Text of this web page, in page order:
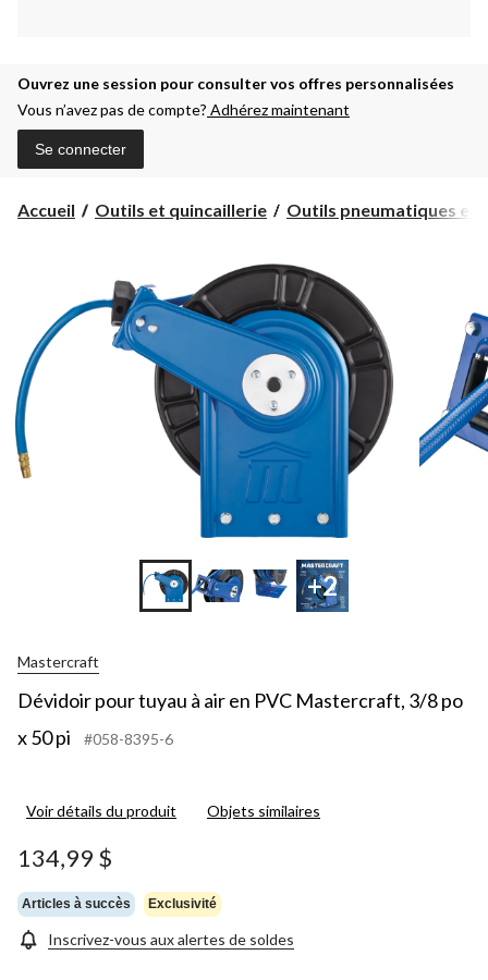
Ouvrez une session pour consulter vos offres personnalisées
Vous n’avez pas de compte? Adhérez maintenant
Se connecter
Accueil Outils et quincaillerie Outils pneumatiques et
+2
Mastercraft
Dévidoir pour tuyau à air en PVC Mastercraft, 3/8 po
x 50 pi
#058-8395-6
Voir détails du produit Objets similaires
134,99 $
Articles à succès Exclusivité
Inscrivez-vous aux alertes de soldes